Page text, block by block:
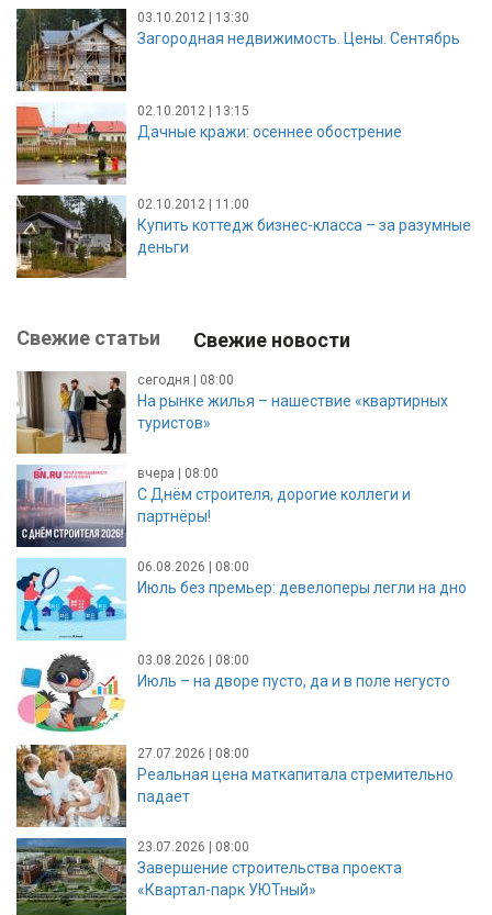
03.10.2012 | 13:30
Загородная недвижимость. Цены. Сентябрь
02.10.2012 | 13:15
Дачные кражи: осеннее обострение
02.10.2012 | 11:00
Купить коттедж бизнес-класса – за разумные
деньги
Свежие статьи Свежие новости
сегодня | 08:00
На рынке жилья – нашествие «квартирных
туристов»
вчера | 08:00
С Днём строителя, дорогие коллеги и
партнёры!
06.08.2026 | 08:00
Июль без премьер: девелоперы легли на дно
03.08.2026 | 08:00
Июль – на дворе пусто, да и в поле негусто
27.07.2026 | 08:00
Реальная цена маткапитала стремительно
падает
23.07.2026 | 08:00
Завершение строительства проекта
«Квартал-парк УЮТный»